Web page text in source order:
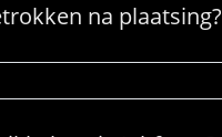
na plaatsing?